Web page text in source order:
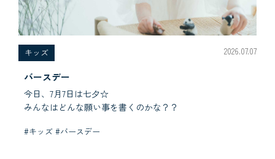
キッズ 2026.07.07
バースデー
今日、7月7日は七夕☆
みんなはどんな願い事を書くのかな？？
#キッズ #バースデー